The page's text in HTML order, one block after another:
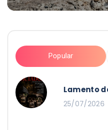
Popular
Lamento
25/07/2026